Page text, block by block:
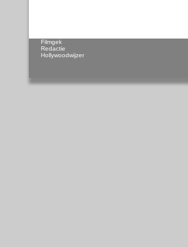
Filmgek
Redactie
Hollywoodwijzer